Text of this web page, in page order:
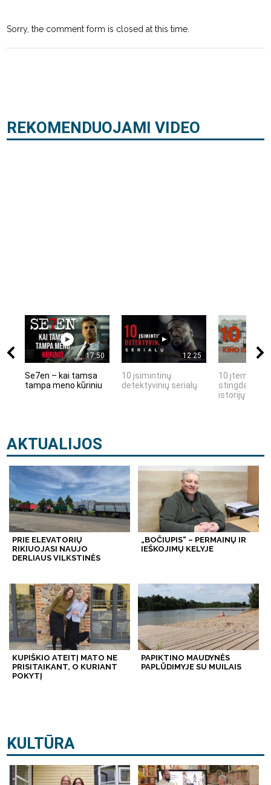
Sorry, the comment form is closed at this time.
REKOMENDUOJAMI VIDEO
17:50
Se7en – kai tamsa
tampa meno kūriniu
12:25
10 įsimintinų
detektyvinių serialų
10 įtemptų,
stingdančių
istorijų
AKTUALIJOS
PRIE ELEVATORIŲ
RIKIUOJASI NAUJO
DERLIAUS VILKSTINĖS
„BOČIUPIS“ – PERMAINŲ IR
IEŠKOJIMŲ KELYJE
KUPIŠKIO ATEITĮ MATO NE
PRISITAIKANT, O KURIANT
POKYTĮ
PAPIKTINO MAUDYNĖS
PAPLŪDIMYJE SU MUILAIS
KULTŪRA